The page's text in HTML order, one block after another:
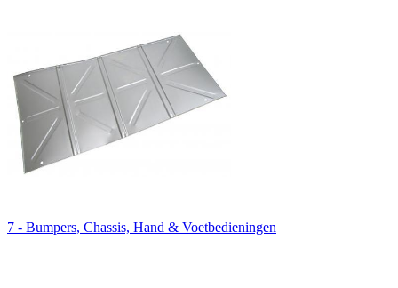
7 - Bumpers, Chassis, Hand & Voetbedieningen